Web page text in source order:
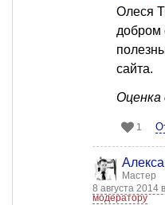
Олеся
добром
сайта.
Оценка
1
Мастер
8 августа 2014
модератору